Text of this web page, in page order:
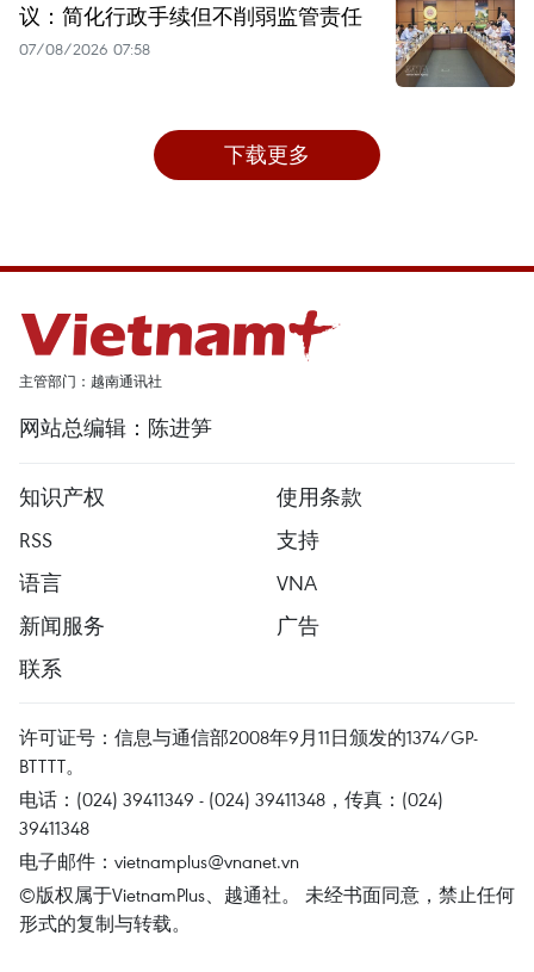
议：简化行政手续但不削弱监管责任
07/08/2026 07:58
下载更多
主管部门：越南通讯社
网站总编辑：陈进笋
知识产权
使用条款
RSS
支持
语言
VNA
新闻服务
广告
联系
许可证号：信息与通信部2008年9月11日颁发的1374/GP-
BTTTT。
电话：(024) 39411349 - (024) 39411348，传真：(024)
39411348
电子邮件： vietnamplus@vnanet.vn
©版权属于VietnamPlus、越通社。 未经书面同意，禁止任何
形式的复制与转载。